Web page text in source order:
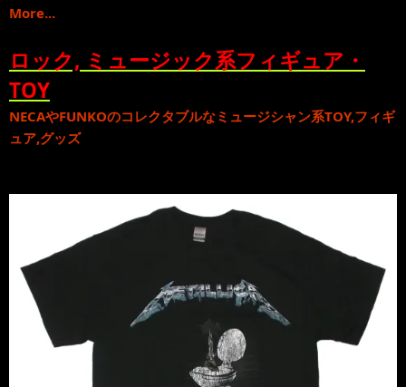
More...
ロック, ミュージック系フィギュア・
TOY
NECAやFUNKOのコレクタブルなミュージシャン系TOY,フィギ
ュア,グッズ